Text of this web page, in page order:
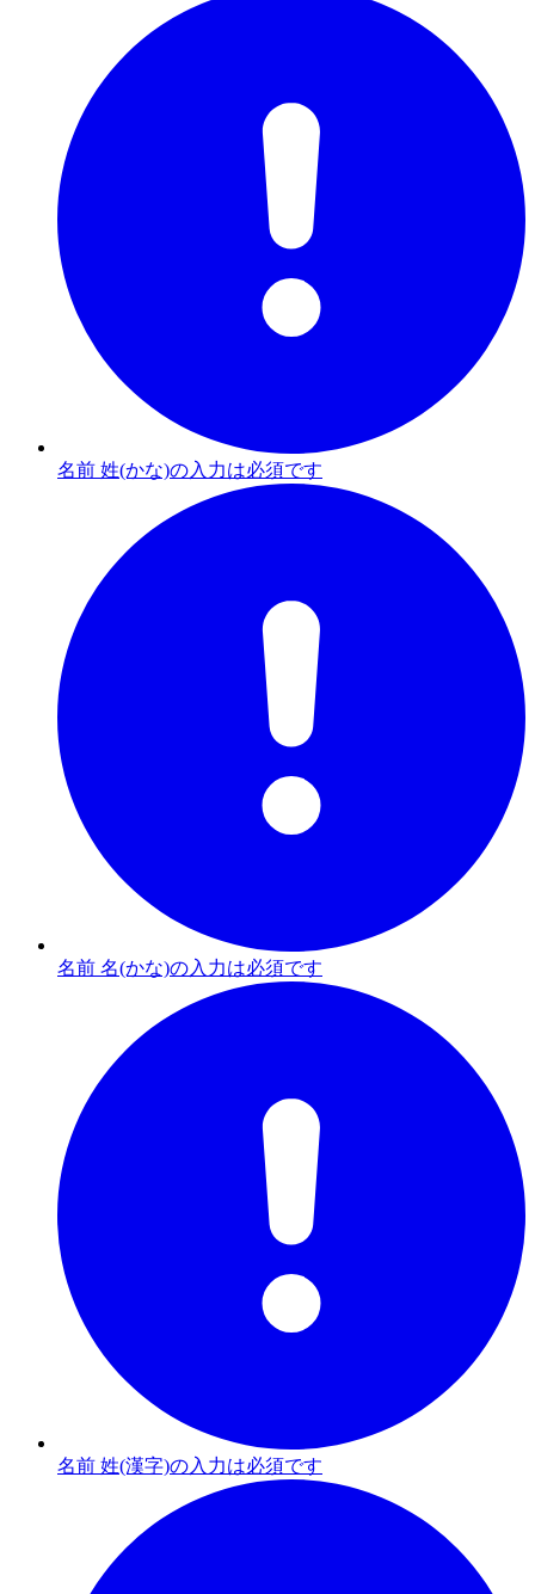
名前 姓(かな)の入力は必須です
名前 名(かな)の入力は必須です
名前 姓(漢字)の入力は必須です